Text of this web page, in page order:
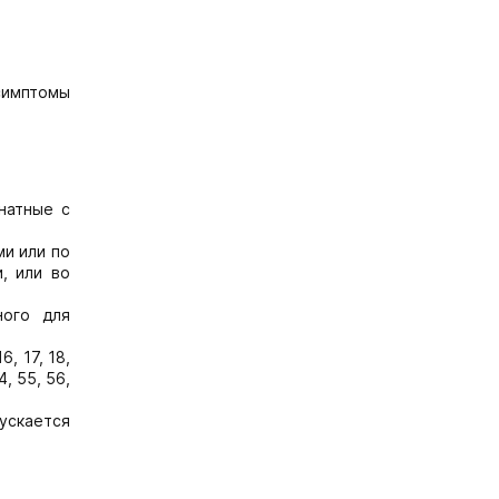
с
или по
или во
для
17, 18,
55, 56,